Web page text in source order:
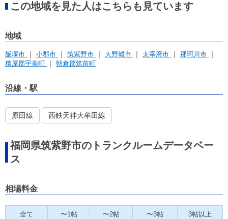
この地域を見た人はこちらも見ています
地域
飯塚市 小郡市 筑紫野市 大野城市 太宰府市
那珂川市
糟屋郡宇美町
朝倉郡筑前町
沿線・駅
原田線 西鉄天神大牟田線
福岡県筑紫野市のトランクルームデータベー
ス
相場料金
全て 〜1帖 〜2帖 〜3帖 3帖以上